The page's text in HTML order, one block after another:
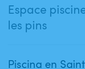
Espace
les pins
Piscina en